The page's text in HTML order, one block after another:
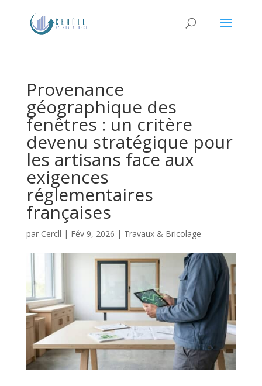
Provenance
géographique des
fenêtres : un critère
devenu stratégique pour
les artisans face aux
exigences
réglementaires
françaises
par Cercll | Fév 9, 2026 | Travaux & Bricolage